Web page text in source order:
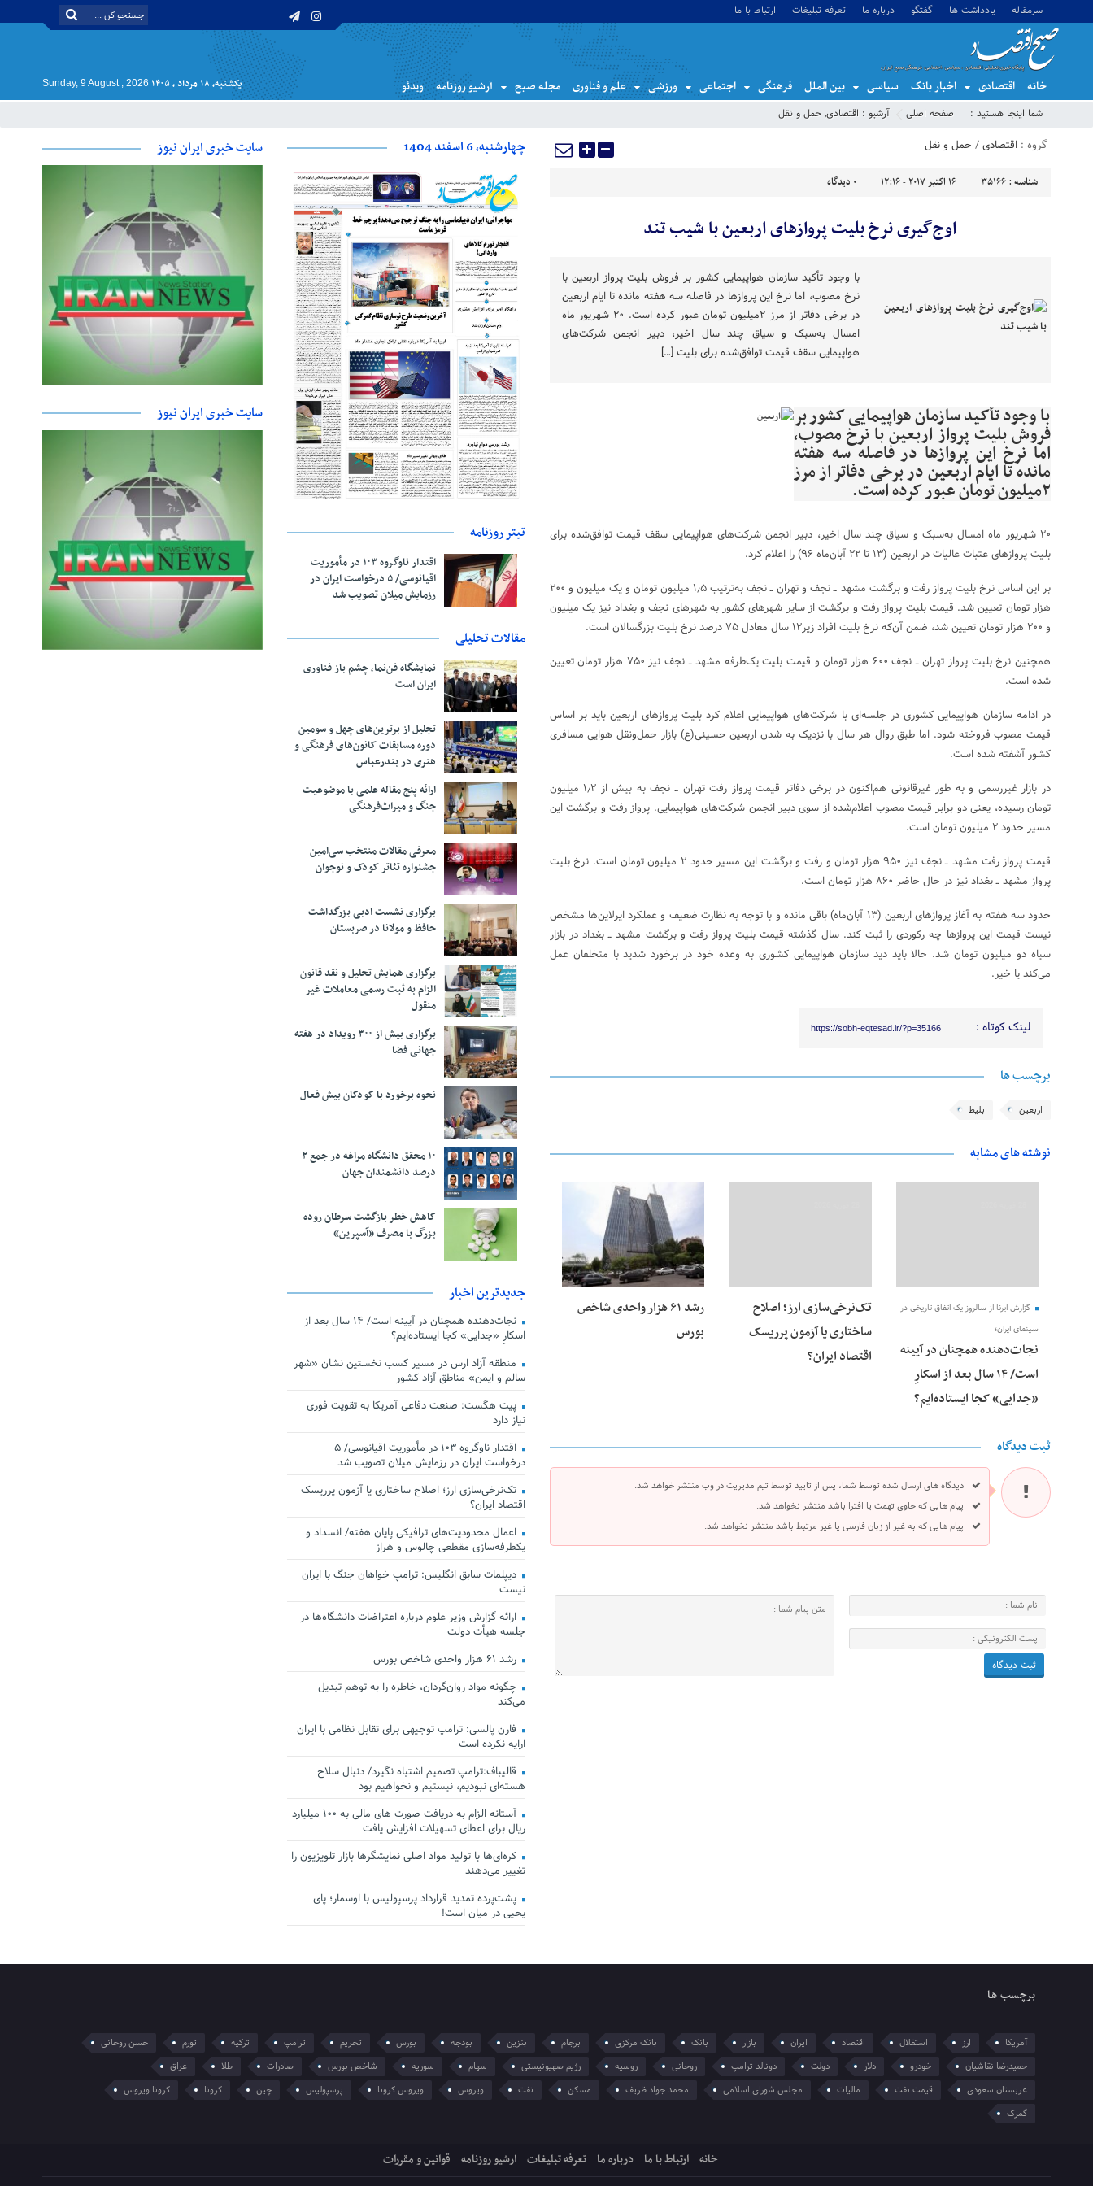
سرمقاله یادداشت ها گفتگو درباره ما تعرفه تبلیغات ارتباط با ما
خانه اقتصادی اخبار بانک سیاسی بین الملل فرهنگی اجتماعی ورزشی علم و فناوری مجله صبح آرشیو روزنامه ویدئو یکشنبه, ۱۸ مرداد , ۱۴۰۵ Sunday, 9 August , 2026
شما اینجا هستید : صفحه اصلی آرشیو : اقتصادی, حمل و نقل
گروه : اقتصادی/ حمل و نقل
شناسه : 35166 16 اکتبر 2017 - 12:16 0 دیدگاه
اوج‌گیری نرخ بلیت پروازهای اربعین با شیب تند
با وجود تأکید سازمان هواپیمایی کشور بر فروش بلیت پرواز اربعین با
نرخ مصوب، اما نرخ این پروازها در فاصله سه هفته مانده تا ایام اربعین
در برخی دفاتر از مرز ۲میلیون تومان عبور کرده است. ۲۰ شهریور ماه
امسال به‌سبک و سیاق چند سال اخیر، دبیر انجمن شرکت‌های
هواپیمایی سقف قیمت توافق‌شده برای بلیت […]
با وجود تأکید سازمان هواپیمایی کشور بر
فروش بلیت پرواز اربعین با نرخ مصوب،
اما نرخ این پروازها در فاصله سه هفته
مانده تا ایام اربعین در برخی دفاتر از مرز
۲میلیون تومان عبور کرده است.
۲۰ شهریور ماه امسال به‌سبک و سیاق چند سال اخیر، دبیر انجمن شرکت‌های هواپیمایی سقف قیمت توافق‌شده برای
بلیت پروازهای عتبات عالیات در اربعین (۱۳ تا ۲۲ آبان‌ماه ۹۶) را اعلام کرد.
بر این اساس نرخ بلیت پرواز رفت و برگشت مشهد ــ نجف و تهران‌ ــ نجف به‌ترتیب ۱٫۵ میلیون تومان و یک میلیون و ۲۰۰
هزار تومان تعیین شد. قیمت بلیت پرواز رفت و برگشت از سایر شهرهای کشور به شهرهای نجف و بغداد نیز یک میلیون
و ۲۰۰ هزار تومان تعیین شد، ضمن آن‌که نرخ بلیت افراد زیر۱۲ سال معادل ۷۵ درصد نرخ بلیت بزرگسالان است.
همچنین نرخ‌ بلیت پرواز تهران ــ نجف ۶۰۰ هزار تومان و قیمت بلیت یک‌طرفه مشهد ــ نجف نیز ۷۵۰ هزار تومان تعیین
شده است.
در ادامه سازمان هواپیمایی کشوری در جلسه‌ای با شرکت‌های هواپیمایی اعلام کرد بلیت‌ پروازهای اربعین باید بر اساس
قیمت مصوب فروخته شود. اما طبق روال هر سال با نزدیک به شدن اربعین حسینی(ع) بازار حمل‌ونقل هوایی مسافری
کشور آشفته شده است.
در بازار غیررسمی و به طور غیرقانونی هم‌اکنون در برخی دفاتر قیمت پرواز رفت تهران ــ نجف به بیش از ۱٫۲ میلیون
تومان رسیده،‌ یعنی دو برابر قیمت مصوب اعلام‌شده از سوی دبیر انجمن شرکت‌های هواپیمایی. پرواز رفت و برگشت این
مسیر حدود ۲ میلیون تومان است.
قیمت پرواز رفت مشهد ــ نجف نیز ۹۵۰ هزار تومان و رفت و برگشت این مسیر حدود ۲ میلیون تومان است. نرخ بلیت
پرواز مشهد ــ بغداد نیز در حال حاضر ۸۶۰ هزار تومان است.
حدود سه هفته به آغاز پروازهای اربعین (۱۳ آبان‌ماه) باقی مانده و با توجه به نظارت ضعیف و عملکرد ایرلاین‌ها مشخص
نیست قیمت این پروازها چه رکوردی را ثبت کند. سال گذشته قیمت بلیت پرواز رفت و برگشت مشهد ــ بغداد در بازار
سیاه دو میلیون تومان شد. حالا باید دید سازمان هواپیمایی کشوری به وعده خود در برخورد شدید با متخلفان عمل
می‌کند یا خیر.
لینک کوتاه : https://sobh-eqtesad.ir/?p=35166
برچسب ها
اربعین بلیط
نوشته های مشابه
گزارش ایرنا از سالروز یک اتفاق تاریخی در
سینمای ایران؛
نجات‌دهنده‌ همچنان در آیینه
است/ ۱۴ سال بعد از اسکارِ
«جدایی» کجا ایستاده‌ایم؟
تک‌نرخی‌سازی ارز؛ اصلاح
ساختاری یا آزمون پرریسک
اقتصاد ایران؟
رشد ۶۱ هزار واحدی شاخص
بورس
ثبت دیدگاه
دیدگاه های ارسال شده توسط شما، پس از تایید توسط تیم مدیریت در وب منتشر خواهد شد.
پیام هایی که حاوی تهمت یا افترا باشد منتشر نخواهد شد.
پیام هایی که به غیر از زبان فارسی یا غیر مرتبط باشد منتشر نخواهد شد.
چهارشنبه، 6 اسفند 1404
تیتر روزنامه
اقتدار ناوگروه ۱۰۳ در مأموریت‌
اقیانوسی/ ۵ درخواست ایران در
رزمایش میلان تصویب شد
مقالات تحلیلی
نمایشگاه فن‌نما، چشم باز فناوری
ایران است
تجلیل از بر‌ترین‌های چهل و سومین
دوره مسابقات کانون‌های فرهنگی و
هنری در بندرعباس
ارائه پنج مقاله علمی با موضوعیت
جنگ و میراث‌فرهنگی
معرفی مقالات منتخب سی‌امین
جشنواره تئاتر کودک و نوجوان
برگزاری نشست ادبی بزرگداشت
حافظ و مولانا در صربستان
برگزاری همایش تحلیل و نقد قانون
الزام به ثبت رسمی معاملات غیر
منقول
برگزاری بیش از ۳۰۰ رویداد در هفته
جهانی فضا
نحوه برخورد با کودکان بیش فعال
۱۰ محقق دانشگاه مراغه در جمع ۲
درصد دانشمندان جهان
کاهش خطر بازگشت سرطان روده
بزرگ با مصرف «آسپرین»
جدیدترین اخبار
نجات‌دهنده‌ همچنان در آیینه است/ ۱۴ سال بعد از
اسکارِ «جدایی» کجا ایستاده‌ایم؟
منطقه آزاد ارس در مسیر کسب نخستین نشان «شهر
سالم و ایمن» مناطق آزاد کشور
پیت هگست: صنعت دفاعی آمریکا به تقویت فوری
نیاز دارد
اقتدار ناوگروه ۱۰۳ در مأموریت‌ اقیانوسی/ ۵
درخواست ایران در رزمایش میلان تصویب شد
تک‌نرخی‌سازی ارز؛ اصلاح ساختاری یا آزمون پرریسک
اقتصاد ایران؟
اعمال محدودیت‌های ترافیکی پایان هفته/ انسداد و
یکطرفه‌سازی مقطعی چالوس و هراز
دیپلمات سابق انگلیس:‌ ترامپ خواهان جنگ با ایران
نیست
ارائه گزارش وزیر علوم درباره اعتراضات دانشگاه‌ها در
جلسه هیأت دولت
رشد ۶۱ هزار واحدی شاخص بورس
چگونه مواد روان‌گردان، خاطره را به توهم تبدیل
می‌کند
فارن پالسی: ترامپ توجیهی برای تقابل نظامی با ایران
ارایه نکرده است
قالیباف:ترامپ تصمیم اشتباه نگیرد/ دنبال سلاح
هسته‌ای نبودیم، نیستیم و نخواهیم بود
آستانه الزام به دریافت صورت های مالی به ۱۰۰ میلیارد
ریال برای اعطای تسهیلات افزایش یافت
کره‌ای‌ها با تولید مواد اصلی نمایشگرها بازار تلویزیون را
تغییر می‌دهند
پشت‌پرده تمدید قرارداد پرسپولیس با اوسمار؛ پای
یحیی در میان است!
سایت خبری ایران نیوز
سایت خبری ایران نیوز
برچسب ها
آمریکا ارز استقلال اقتصاد ایران بازار بانک بانک مرکزی برجام بنزین بودجه بورس تحریم ترامپ ترکیه تورم
حسن روحانی
حمیدرضا نقاشیان
خودرو دلار دولت دونالد ترامپ روحانی روسیه رژیم صهیونیستی سهام سوریه شاخص بورس صادرات طلا
عراق
عربستان سعودی
قیمت نفت مالیات مجلس شورای اسلامی محمد جواد ظریف مسکن نفت ویروس ویروس کرونا پرسپولیس چین کرونا
کرونا ویروس
گمرک
خانه ارتباط با ما درباره ما تعرفه تبلیغات ارشیو روزنامه قوانین و مقررات